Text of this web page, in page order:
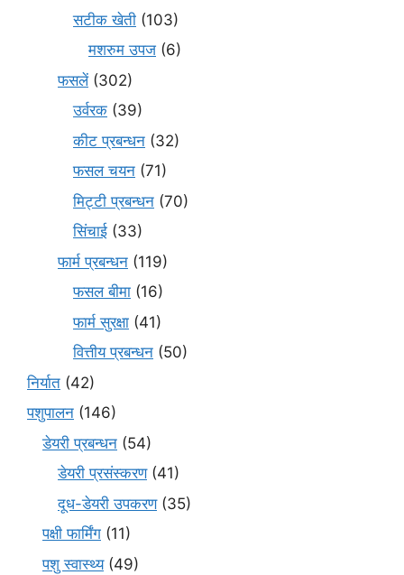
सटीक खेती (103)
मशरुम उपज (6)
फसलें(302)
उर्वरक (39)
कीट प्रबन्धन (32)
फसल चयन (71)
मि‌ट्टी प्रबन्धन (70)
सिंचाई (33)
फार्म प्रबन्धन (119)
फसल बीमा (16)
फार्म सुरक्षा (41)
वित्तीय प्रबन्धन (50)
निर्यात (42)
पशुपालन (146)
डेयरी प्रबन्धन (54)
डेयरी प्रसंस्करण(41)
दूध-डेयरी उपकरण(35)
पक्षी फार्मिंग (11)
पशु स्वास्थ्य(49)